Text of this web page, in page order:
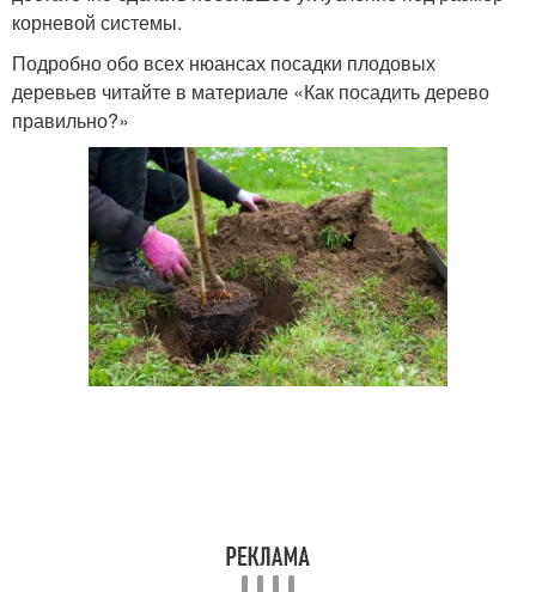
корневой системы.
Подробно обо всех нюансах посадки плодовых
деревьев читайте в материале «Как посадить дерево
правильно?»